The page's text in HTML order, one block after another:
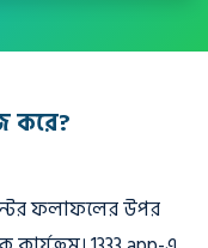
করে?
ফলাফলের উপর